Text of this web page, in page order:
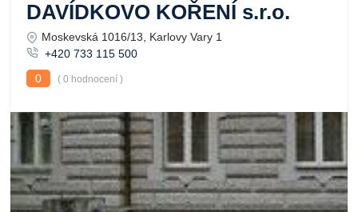
DAVÍDKOVO KOŘENÍ s.r.o.
Moskevská 1016/13, Karlovy Vary 1
+420 733 115 500
0
( 0 hodnocení )